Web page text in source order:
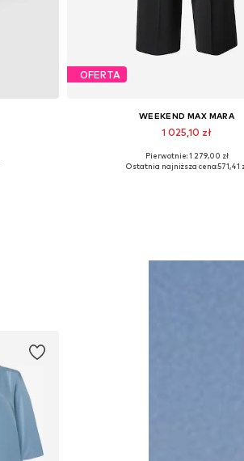
OFERTA
WEEKEND MAX MARA
1 025,10 zł
Dostępne rozmiary: 34, 42
Pierwotnie: 1 279,00 zł
Ostatnia najniższa cena:571,41